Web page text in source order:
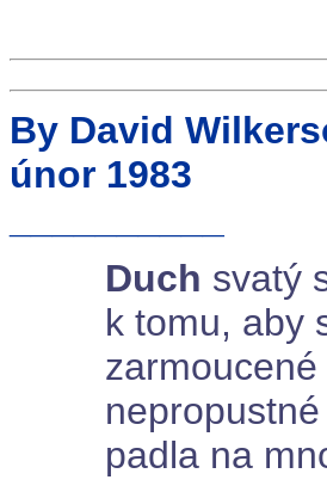
By David
únor 1983
Duch svatý
k tomu, aby
padla na